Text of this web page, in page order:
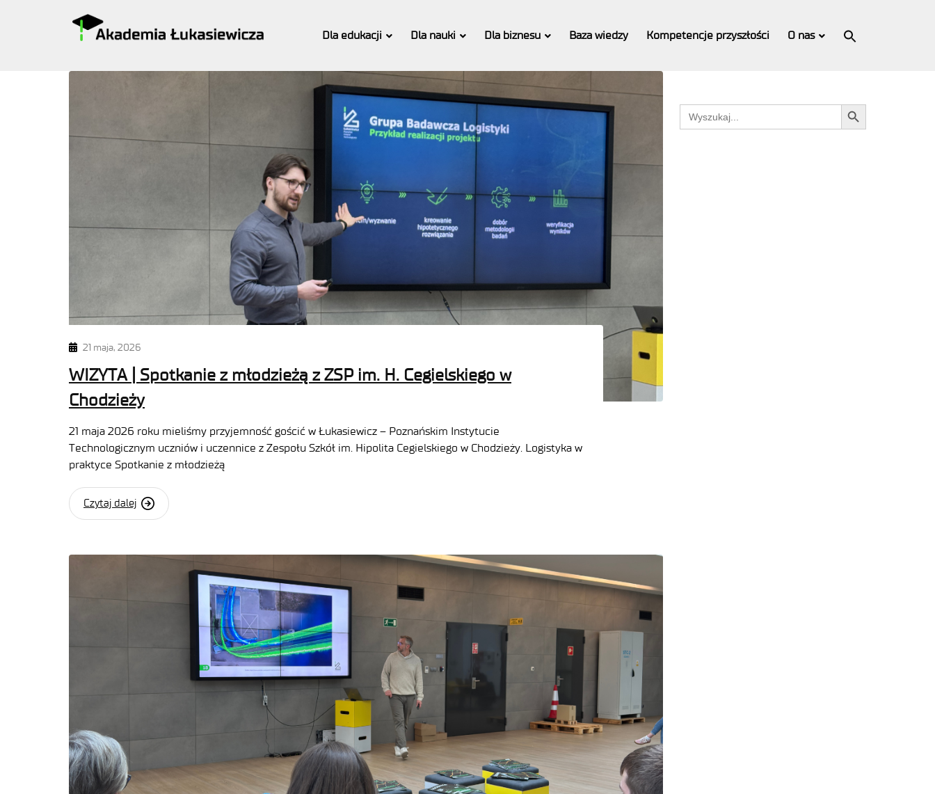
Dla edukacji Dla nauki Dla biznesu Baza wiedzy Kompetencje przyszłości O nas
21 maja, 2026
WIZYTA | Spotkanie z młodzieżą z ZSP im. H. Cegielskiego w
Chodzieży
21 maja 2026 roku mieliśmy przyjemność gościć w Łukasiewicz – Poznańskim Instytucie
Technologicznym uczniów i uczennice z Zespołu Szkół im. Hipolita Cegielskiego w Chodzieży. Logistyka w
praktyce Spotkanie z młodzieżą
Czytaj dalej
Search
for:
Search Button